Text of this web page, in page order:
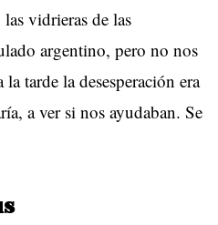
vidrieras de las
argentino, pero no nos
tarde la desesperación era
a ver si nos ayudaban. Se